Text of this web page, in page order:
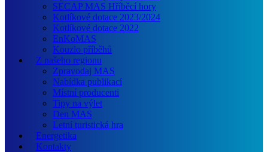
SECAP MAS Hříběcí hory
Kotlíkové dotace 2023/2024
Kotlíkové dotace 2022
EnKoMAS
Kouzlo příběhů
Z našeho regionu
Zpravodaj MAS
Nabídka publikací
Místní producenti
Tipy na výlet
Den MAS
Letní turistická hra
Energetika
Kontakty